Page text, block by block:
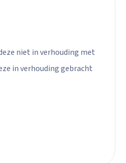
niet in verhouding met
in verhouding gebracht